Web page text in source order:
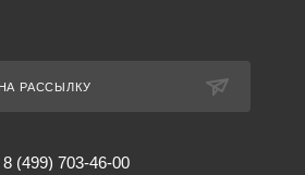
РАССЫЛКУ
8 (499) 703-46-00